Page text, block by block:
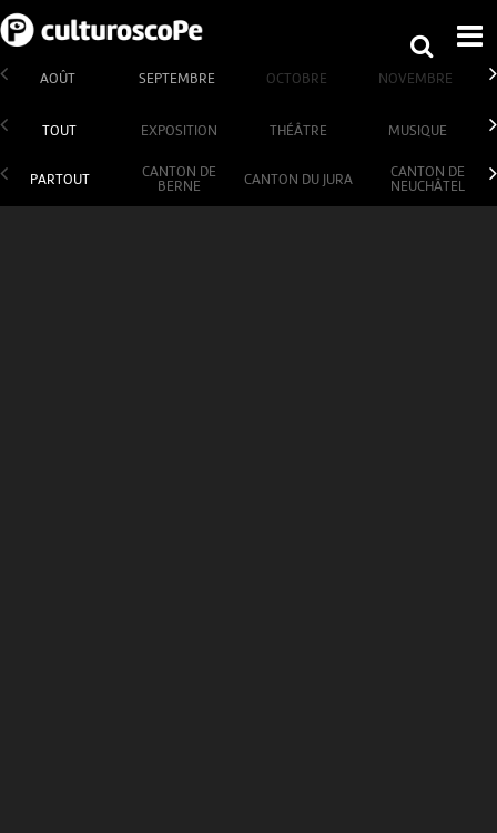
AOÛT SEPTEMBRE OCTOBRE NOVEMBRE
TOUT EXPOSITION THÉÂTRE MUSIQUE
PARTOUT
CANTON DE
BERNE
CANTON DU JURA
CANTON DE
NEUCHÂTEL